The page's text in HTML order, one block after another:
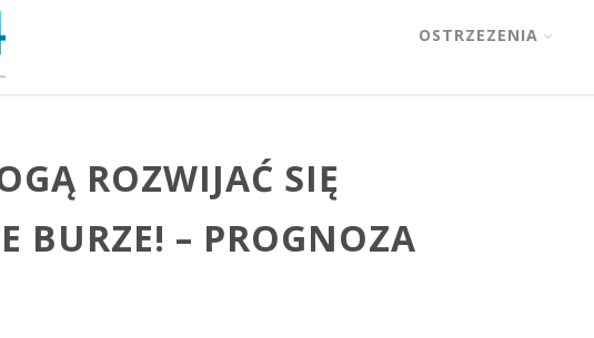
OSTRZEZENIA
ROZWIJAĆ SIĘ
BURZE! – PROGNOZA